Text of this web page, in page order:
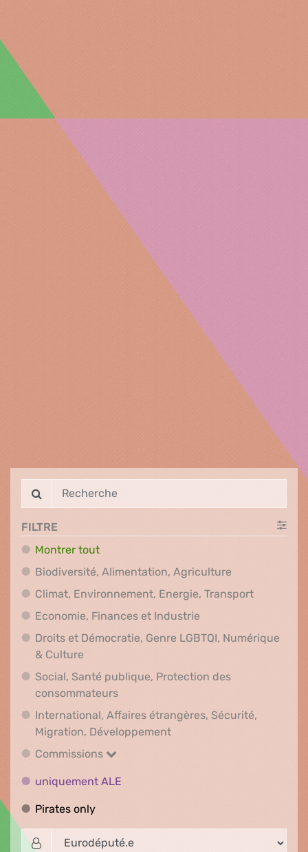
FILTRE
Montrer tout
Biodiversité, Alimentation, AgricultureBiodiversité,
Climat, Environnement, Energie, TransportClimat,
Economie, Finances et Industrie
Droits et Démocratie, Genre LGBTQI, Numérique
& CultureDroits et Démocratie, Genre LGBTQI,
Social, Santé publique, Protection des
consommateursSocial, Santé publique, Protection
International, Affaires étrangères, Sécurité,
Migration, DéveloppementInternational, Affaires
Commissions
Commissions
uniquement ALE
Pirates onlyPirates only